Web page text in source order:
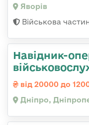
Яворів
Військова
Навідник-
від 20000 до
Дніпро,